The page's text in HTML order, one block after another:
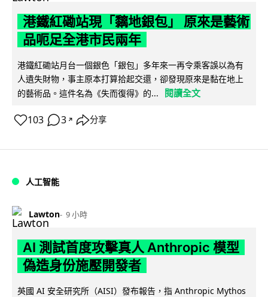
港鐵紅磡站現「黐地銀包」 原來是藝術
品呃足全港市民兩年
港鐵紅磡站月台一個銀色「銀包」多年來一再令乘客誤以為有
人遺失財物，事主原本打算拾起交還，卻發現原來是黏在地上
的藝術品。這件名為《失而復得》的...
閱讀全文
103 3 ↗ 分享
人工智能
Lawton 9 小時
AI 測試首度攻擊真人 Anthropic 模型
偽造身份施壓開發者
英國 AI 安全研究所（AISI）發布報告，指 Anthropic Mythos